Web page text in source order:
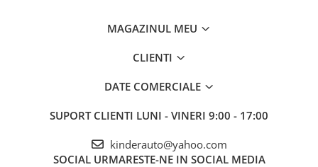
MAGAZINUL MEU
CLIENTI
DATE COMERCIALE
SUPORT CLIENTI LUNI - VINERI 9:00 - 17:00
kinderauto@yahoo.com
SOCIAL URMARESTE-NE IN SOCIAL MEDIA